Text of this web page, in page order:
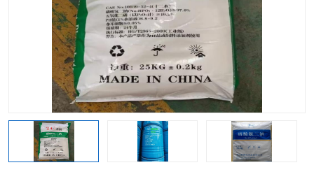
氯酸钠 磷酸二氢钾
磷酸氢二钾 三聚磷酸钠
保险粉 工业白糖
过硫酸钠
尿素